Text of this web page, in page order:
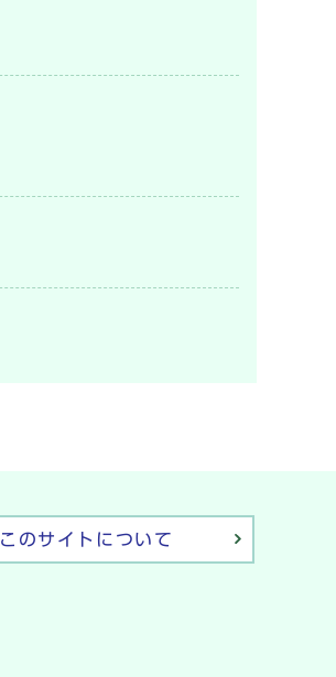
このサイトについて